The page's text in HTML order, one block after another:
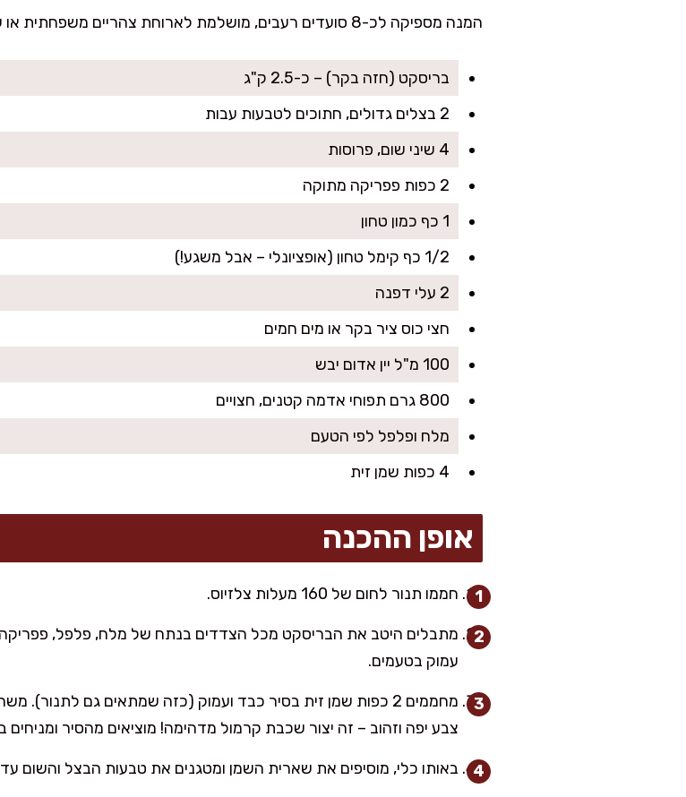
המנה מספיקה לכ-8 סועדים רעבים, מושלמת לארוחת צהריים משפחתית או ערב חג.
בריסקט (חזה בקר) – כ-2.5 ק"ג
2 בצלים גדולים, חתוכים לטבעות עבות
4 שיני שום, פרוסות
2 כפות פפריקה מתוקה
1 כף כמון טחון
1/2 כף קימל טחון (אופציונלי – אבל משגע!)
2 עלי דפנה
חצי כוס ציר בקר או מים חמים
100 מ"ל יין אדום יבש
800 גרם תפוחי אדמה קטנים, חצויים
מלח ופלפל לפי הטעם
4 כפות שמן זית
אופן ההכנה
חממו תנור לחום של 160 מעלות צלזיוס.
מתבלים היטב את הבריסקט מכל הצדדים בנתח של מלח, פלפל, פפריקה,
עמוק בטעמים.
מחממים 2 כפות שמן זית בסיר כבד ועמוק (כזה שמתאים גם
צבע יפה וזהוב – זה יצור שכבת קרמול מדהימה! מוציאים מהסיר ומניחים
באותו כלי, מוסיפים את שארית השמן ומטגנים את טבעות הבצל והשום